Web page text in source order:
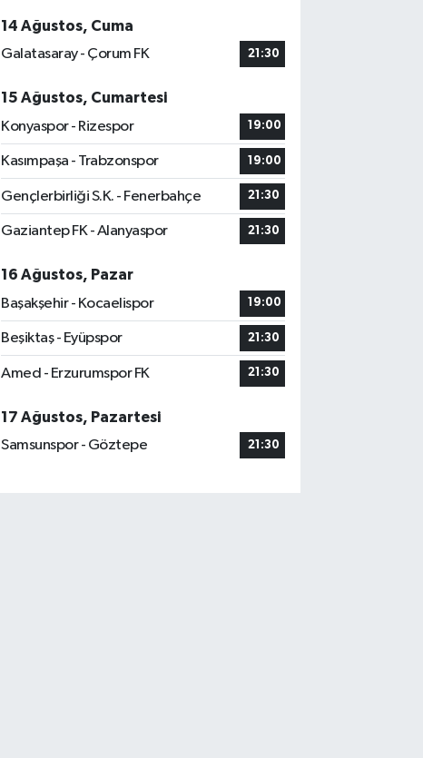
14 Ağustos, Cuma
Galatasaray - Çorum FK
21:30
15 Ağustos, Cumartesi
Konyaspor - Rizespor
19:00
Kasımpaşa - Trabzonspor 19:00
Gençlerbirliği S.K. - Fenerbahçe 21:30
Gaziantep FK - Alanyaspor 21:30
16 Ağustos, Pazar
Başakşehir - Kocaelispor
19:00
Beşiktaş - Eyüpspor 21:30
Amed - Erzurumspor FK 21:30
17 Ağustos, Pazartesi
Samsunspor - Göztepe
21:30